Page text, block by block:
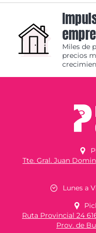
Miles de
precios
Tte. Gral. Juan
Lunes a
Ruta Provincial 24
Prov. de